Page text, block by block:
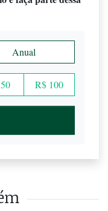
Anual
R$ 100